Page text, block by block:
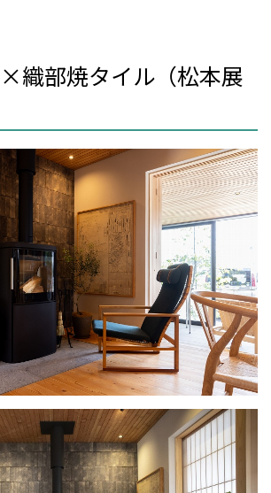
織部焼タイル（松本展